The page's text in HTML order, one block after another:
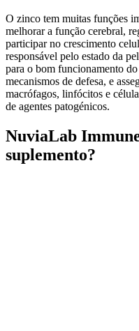
O zinco tem muitas funções
melhorar a função cerebral,
participar no crescimento
responsável pelo estado da
para o bom funcionamento
mecanismos de defesa, e
macrófagos, linfócitos e
de agentes patogénicos.
NuviaLab
suplemento?